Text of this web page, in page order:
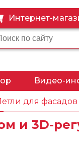
Интернет-
расчета
Видео-
Видео-
Видео-
для
и 3D-